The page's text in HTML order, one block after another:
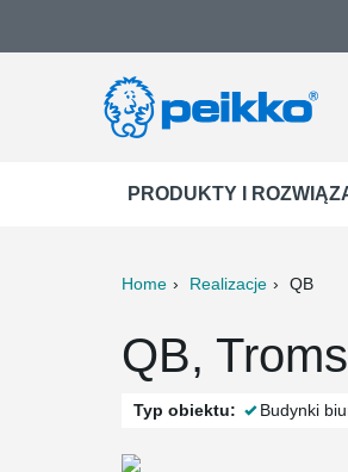
PRODUKTY I
Home Realizacje QB
QB,
Typ obiektu: Budynki